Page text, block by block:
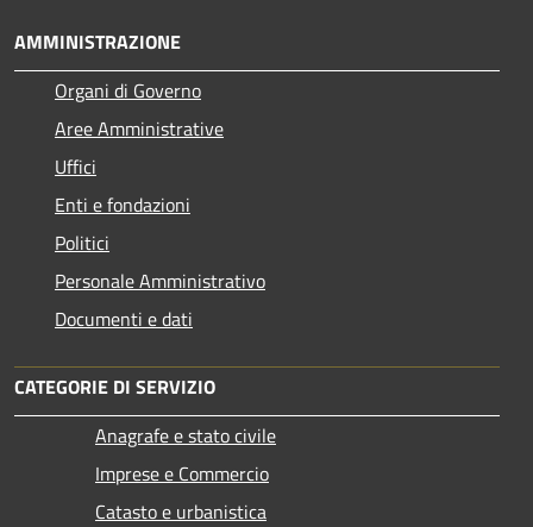
AMMINISTRAZIONE
Organi di Governo
Aree Amministrative
Uffici
Enti e fondazioni
Politici
Personale Amministrativo
Documenti e dati
CATEGORIE DI SERVIZIO
Anagrafe e stato civile
Imprese e Commercio
Catasto e urbanistica